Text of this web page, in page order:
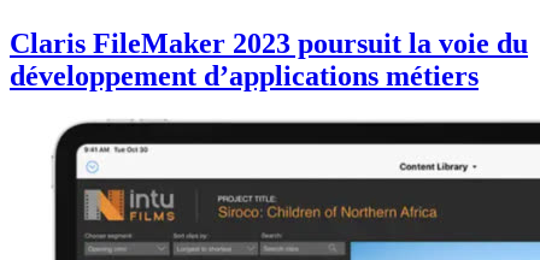
Claris FileMaker 2023 poursuit la voie du
développement d’applications métiers